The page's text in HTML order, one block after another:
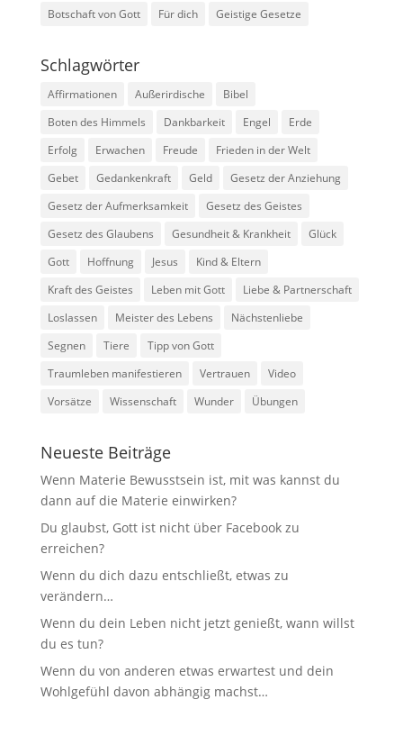
Botschaft von Gott Für dich Geistige Gesetze
Schlagwörter
Affirmationen Außerirdische
Bibel
Boten des Himmels
Dankbarkeit Engel
Erde
Erfolg
Erwachen Freude
Frieden in der Welt
Gebet
Gedankenkraft Geld
Gesetz der Anziehung
Gesetz der Aufmerksamkeit
Gesetz des Geistes
Gesetz des Glaubens
Gesundheit & Krankheit
Glück
Gott
Hoffnung Jesus
Kind & Eltern
Kraft des Geistes
Leben mit Gott
Liebe & Partnerschaft
Loslassen
Meister des Lebens
Nächstenliebe
Segnen
Tiere
Tipp von Gott
Traumleben manifestieren
Vertrauen
Video
Vorsätze
Wissenschaft Wunder Übungen
Neueste Beiträge
Wenn Materie Bewusstsein ist, mit was kannst du
dann auf die Materie einwirken?
Du glaubst, Gott ist nicht über Facebook zu
erreichen?
Wenn du dich dazu entschließt, etwas zu
verändern…
Wenn du dein Leben nicht jetzt genießt, wann willst
du es tun?
Wenn du von anderen etwas erwartest und dein
Wohlgefühl davon abhängig machst…